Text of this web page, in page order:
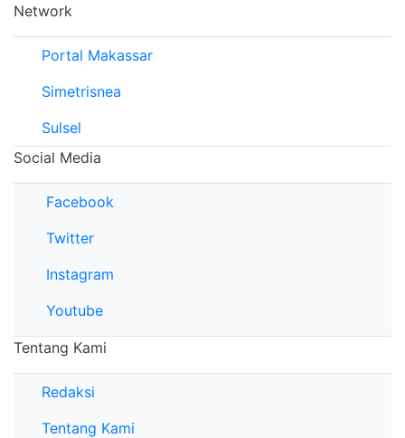
Network
Portal Makassar
Simetrisnea
Sulsel
Social Media
Facebook
Twitter
Instagram
Youtube
Tentang Kami
Redaksi
Tentang Kami